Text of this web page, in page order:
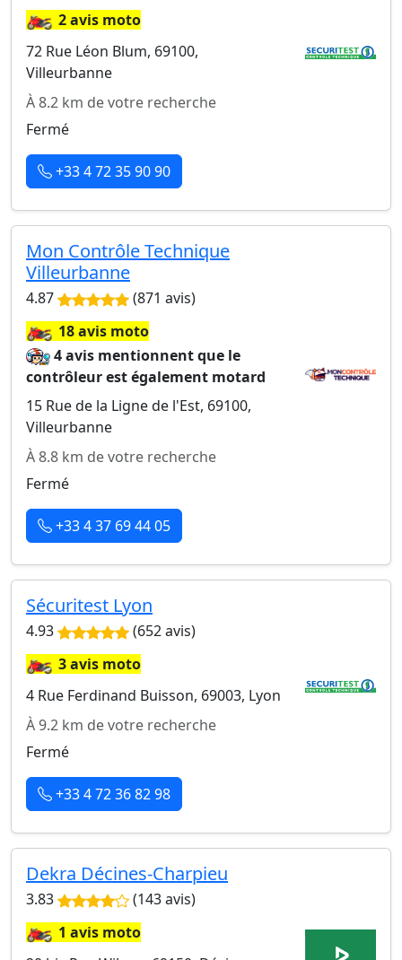
🏍️2 avis moto
72 Rue Léon Blum, 69100,
Villeurbanne
À 8.2 km de votre recherche
Fermé
+33 4 72 35 90 90
Mon Contrôle Technique
Villeurbanne
4.87 (871 avis)
🏍️18 avis moto
4 avis mentionnent que le
contrôleur est également motard
15 Rue de la Ligne de l'Est, 69100,
Villeurbanne
À 8.8 km de votre recherche
Fermé
+33 4 37 69 44 05
Sécuritest Lyon
4.93 (652 avis)
🏍️3 avis moto
4 Rue Ferdinand Buisson, 69003, Lyon
À 9.2 km de votre recherche
Fermé
+33 4 72 36 82 98
Dekra Décines-Charpieu
3.83 (143 avis)
🏍️1 avis moto